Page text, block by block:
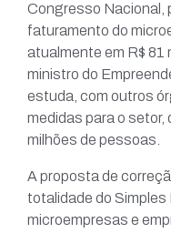
Congresso Nacional,
faturamento do
atualmente em R$ 81
ministro do
estuda, com outros
medidas para o setor,
milhões de pessoas.
A proposta de
totalidade do Simples
microempresas e